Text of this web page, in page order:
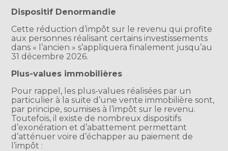
Dispositif Denormandie
Cette réduction d’impôt sur le revenu qui profite
aux personnes réalisant certains investissements
dans « l’ancien » s’appliquera finalement jusqu’au
31 décembre 2026.
Plus-values immobilières
Pour rappel, les plus-values réalisées par un
particulier à la suite d’une vente immobilière sont,
par principe, soumises à l’impôt sur le revenu.
Toutefois, il existe de nombreux dispositifs
d’exonération et d’abattement permettant
d’atténuer voire d’échapper au paiement de
l’impôt :